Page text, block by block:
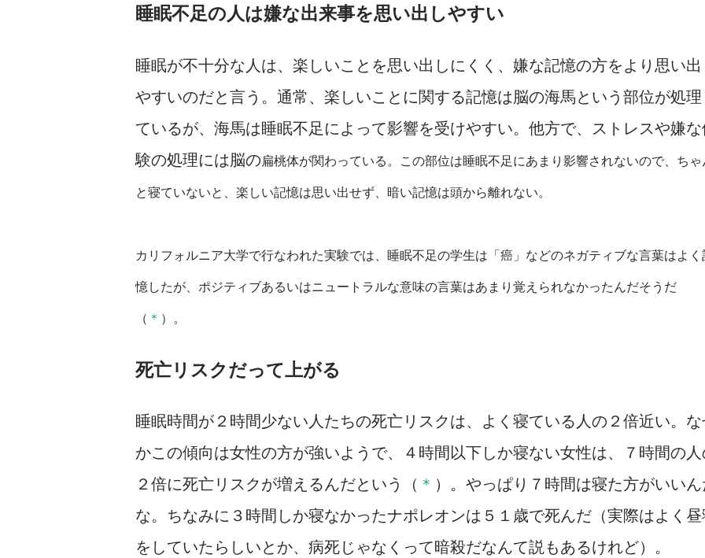
睡眠不足の人は嫌な出来事を思い出しやすい
睡眠が不十分な人は、楽しいことを思い出しにくく、嫌な記憶の方をより思い
やすいのだと言う。通常、楽しいことに関する記憶は脳の海馬という部位が処
ているが、海馬は睡眠不足によって影響を受けやすい。他方で、ストレスや嫌
験の処理には脳の扁桃体が関わっている。この部位は睡眠不足にあまり影響されないので、ちゃ
と寝ていないと、楽しい記憶は思い出せず、暗い記憶は頭から離れない。
カリフォルニア大学で行なわれた実験では、睡眠不足の学生は「癌」などのネガティブな言葉はよく
憶したが、ポジティブあるいはニュートラルな意味の言葉はあまり覚えられなかったんだそうだ
（ ＊ ）。
死亡リスクだって上がる
睡眠時間が２時間少ない人たちの死亡リスクは、よく寝ている人の２倍近い。
かこの傾向は女性の方が強いようで、４時間以下しか寝ない女性は、７時間の
２倍に死亡リスクが増えるんだという（ ＊ ）。やっぱり７時間は寝た方がいい
な。ちなみに３時間しか寝なかったナポレオンは５１歳で死んだ（実際はよく
をしていたらしいとか、病死じゃなくって暗殺だなんて説もあるけれど）。